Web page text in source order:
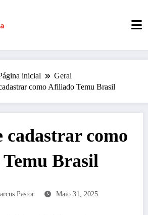
inicial
Geral
como Afiliado Temu Brasil
cadastrar como
Brasil
Pastor Maio 31, 2025